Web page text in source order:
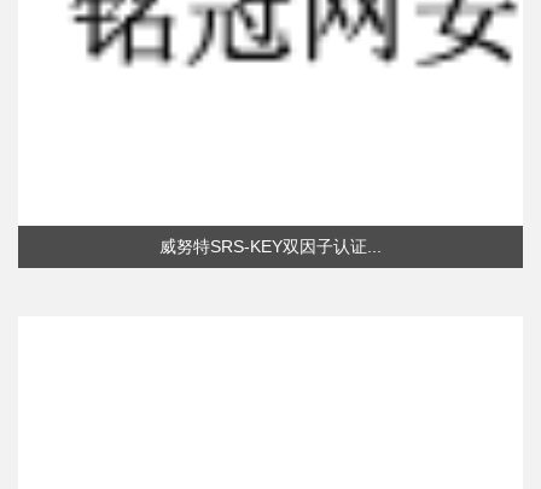
威努特SRS-KEY双因子认证...